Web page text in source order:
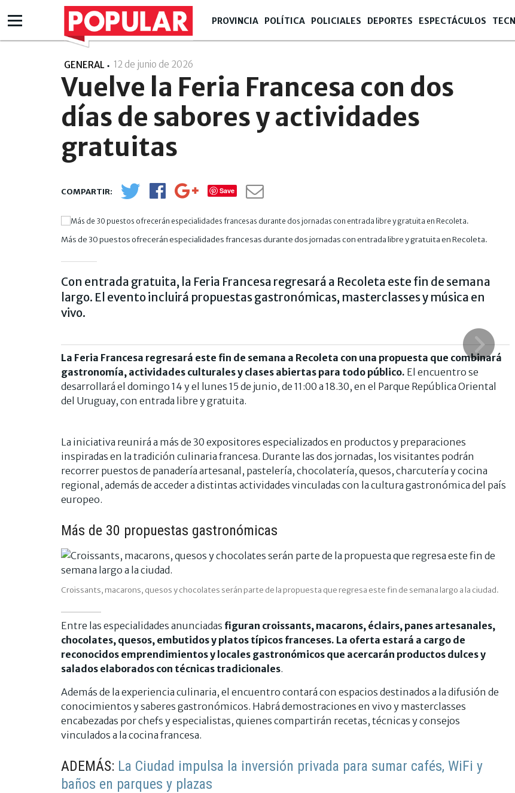
PROVINCIA POLÍTICA POLICIALES DEPORTES ESPECTÁCULOS
GENERAL 12 de junio de 2026
Vuelve la Feria Francesa con dos
días de sabores y actividades
gratuitas
Save
Más de 30 puestos ofrecerán especialidades francesas durante dos jornadas con entrada libre y gratuita en Recoleta.
Con entrada gratuita, la Feria Francesa regresará a Recoleta este fin de semana
largo. El evento incluirá propuestas gastronómicas, masterclasses y música en
vivo.
La Feria Francesa regresará este fin de semana a Recoleta con una propuesta que combinará
gastronomía, actividades culturales y clases abiertas para todo público. El encuentro se
desarrollará el domingo 14 y el lunes 15 de junio, de 11:00 a 18.30, en el Parque República Oriental
del Uruguay, con entrada libre y gratuita.
La iniciativa reunirá a más de 30 expositores especializados en productos y preparaciones
inspiradas en la tradición culinaria francesa. Durante las dos jornadas, los visitantes podrán
recorrer puestos de panadería artesanal, pastelería, chocolatería, quesos, charcutería y cocina
regional, además de acceder a distintas actividades vinculadas con la cultura gastronómica del país
europeo.
Más de 30 propuestas gastronómicas
Croissants, macarons, quesos y chocolates serán parte de la propuesta que regresa este fin de semana largo a la ciudad.
Entre las especialidades anunciadas figuran croissants, macarons, éclairs, panes artesanales,
chocolates, quesos, embutidos y platos típicos franceses. La oferta estará a cargo de
reconocidos emprendimientos y locales gastronómicos que acercarán productos dulces y
salados elaborados con técnicas tradicionales.
Además de la experiencia culinaria, el encuentro contará con espacios destinados a la difusión de
conocimientos y saberes gastronómicos. Habrá demostraciones en vivo y masterclasses
encabezadas por chefs y especialistas, quienes compartirán recetas, técnicas y consejos
vinculados a la cocina francesa.
ADEMÁS: La Ciudad impulsa la inversión privada para sumar cafés, WiFi y
baños en parques y plazas